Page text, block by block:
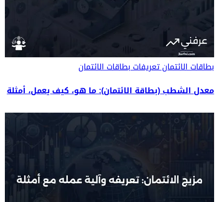
بطاقات الائتمانتعريفات بطاقات الائتمان
معدل الشطب (بطاقة الائتمان): ما هو، كيف يعمل، أمثلة